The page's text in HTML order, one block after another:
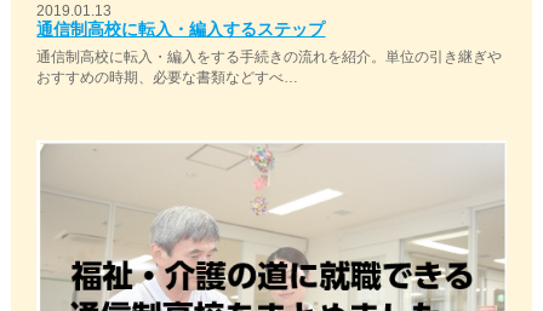
2019.01.13
通信制高校に転入・編入するステップ
通信制高校に転入・編入をする手続きの流れを紹介。単位の引き継ぎや
おすすめの時期、必要な書類などすべ…